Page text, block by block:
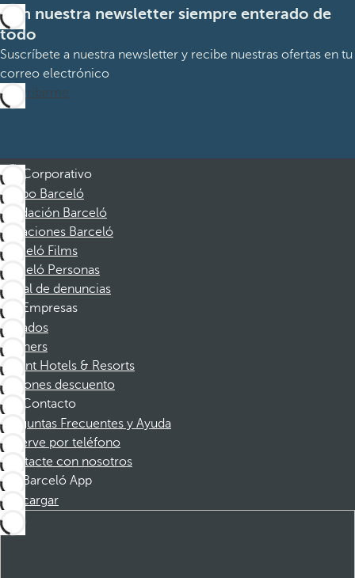
Con nuestra newsletter siempre enterado de
todo
Suscríbete a nuestra newsletter y recibe nuestras ofertas en tu
correo electrónico
Suscribirme
Corporativo
Grupo Barceló
Fundación Barceló
Vacaciones Barceló
Barceló Films
Barceló Personas
Canal de denuncias
Empresas
Afiliados
Partners
Dorint Hotels & Resorts
Cupones descuento
Contacto
Preguntas Frecuentes y Ayuda
Reserve por teléfono
Contacte con nosotros
Barceló App
Descargar